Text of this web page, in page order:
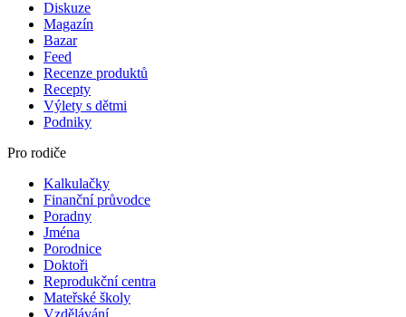
Diskuze
Magazín
Bazar
Feed
Recenze produktů
Recepty
Výlety s dětmi
Podniky
Pro rodiče
Kalkulačky
Finanční průvodce
Poradny
Jména
Porodnice
Doktoři
Reprodukční centra
Mateřské školy